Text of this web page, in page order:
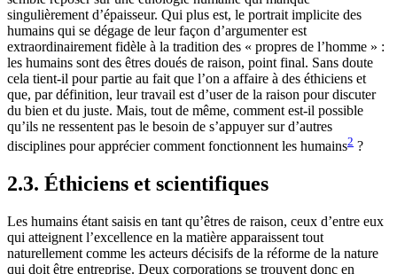
singulièrement d’épaisseur. Qui plus est, le portrait implicite des
humains qui se dégage de leur façon d’argumenter est
extraordinairement fidèle à la tradition des « propres de l’homme » :
les humains sont des êtres doués de raison, point final. Sans doute
cela tient-il pour partie au fait que l’on a affaire à des éthiciens et
que, par définition, leur travail est d’user de la raison pour discuter
du bien et du juste. Mais, tout de même, comment est-il possible
qu’ils ne ressentent pas le besoin de s’appuyer sur d’autres
disciplines pour apprécier comment fonctionnent les humains2 ?
2.3. Éthiciens et scientifiques
Les humains étant saisis en tant qu’êtres de raison, ceux d’entre eux
qui atteignent l’excellence en la matière apparaissent tout
naturellement comme les acteurs décisifs de la réforme de la nature
qui doit être entreprise. Deux corporations se trouvent donc en